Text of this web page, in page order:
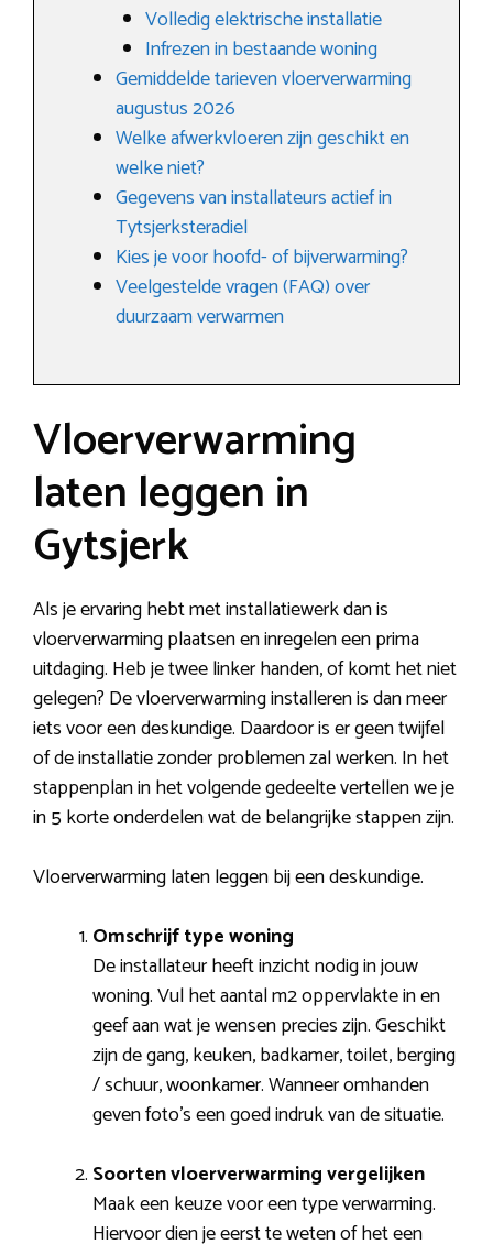
Volledig elektrische installatie
Infrezen in bestaande woning
Gemiddelde tarieven vloerverwarming
augustus 2026
Welke afwerkvloeren zijn geschikt en
welke niet?
Gegevens van installateurs actief in
Tytsjerksteradiel
Kies je voor hoofd- of bijverwarming?
Veelgestelde vragen (FAQ) over
duurzaam verwarmen
Vloerverwarming
laten leggen in
Gytsjerk
Als je ervaring hebt met installatiewerk dan is
vloerverwarming plaatsen en inregelen een prima
uitdaging. Heb je twee linker handen, of komt het niet
gelegen? De vloerverwarming installeren is dan meer
iets voor een deskundige. Daardoor is er geen twijfel
of de installatie zonder problemen zal werken. In het
stappenplan in het volgende gedeelte vertellen we je
in 5 korte onderdelen wat de belangrijke stappen zijn.
Vloerverwarming laten leggen bij een deskundige.
Omschrijf type woning
De installateur heeft inzicht nodig in jouw
woning. Vul het aantal m2 oppervlakte in en
geef aan wat je wensen precies zijn. Geschikt
zijn de gang, keuken, badkamer, toilet, berging
/ schuur, woonkamer. Wanneer omhanden
geven foto’s een goed indruk van de situatie.
Soorten vloerverwarming vergelijken
Maak een keuze voor een type verwarming.
Hiervoor dien je eerst te weten of het een